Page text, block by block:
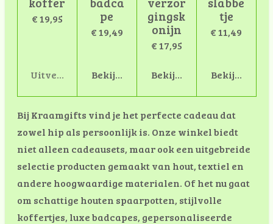
€ 19,95
Uitverkocht
pe
€ 19,49
Bekijk details
gingsk
onijn
€ 17,95
Bekijk details
tje
€ 11,49
Bekijk
Bij Kraamgifts vind je het perfecte cadeau dat
zowel hip als persoonlijk is. Onze winkel biedt
niet alleen cadeausets, maar ook een uitgebreide
selectie producten gemaakt van hout, textiel en
andere hoogwaardige materialen. Of het nu gaat
om schattige houten spaarpotten, stijlvolle
koffertjes, luxe badcapes, gepersonaliseerde